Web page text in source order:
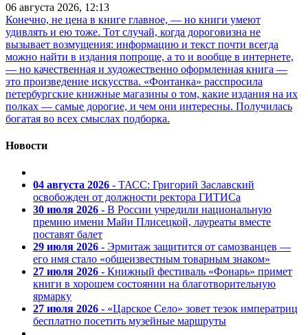
06 августа 2026, 12:13
Конечно, не цена в книге главное, — но книги умеют
удивлять и ею тоже. Тот случай, когда дороговизна не
вызывает возмущения: информацию и текст почти всегда
можно найти в издания попроще, а то и вообще в интернете,
— но качественная и художественно оформленная книга —
это произведение искусства. «Фонтанка» расспросила
петербургские книжные магазины о том, какие издания на их
полках — самые дорогие, и чем они интересны. Получилась
богатая во всех смыслах подборка.
Новости
04 августа 2026 - ТАСС: Григорий Заславский
освобожден от должности ректора ГИТИСа
30 июля 2026 - В России учредили национальную
премию имени Майи Плисецкой, лауреаты вместе
поставят балет
29 июля 2026 - Эрмитаж защитится от самозванцев —
его имя стало «общеизвестным товарным знаком»
27 июля 2026 - Книжный фестиваль «Фонарь» примет
книги в хорошем состоянии на благотворительную
ярмарку
27 июля 2026 - «Царское Село» зовет тезок императриц
бесплатно посетить музейные маршруты